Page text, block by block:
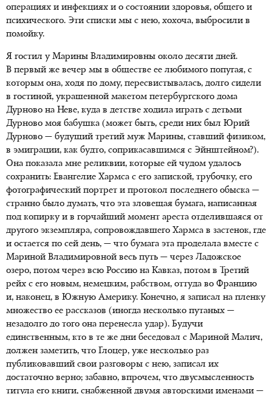
операциях и инфекциях и о состоянии здоровья, общего и
психического. Эти списки мы с нею, хохоча, выбросили в
помойку.
Я гостил у Марины Владимировны около десяти дней.
В первый же вечер мы в обществе ее любимого попугая, с
которым она, ходя по дому, пересвистывалась, долго сидели
в гостиной, украшенной макетом петербургского дома
Дурново на Неве, куда в детстве ходила играть с детьми
Дурново моя бабушка (может быть, среди них был Юрий
Дурново — будущий третий муж Марины, ставший физиком,
в эмиграции, как будто, соприкасавшимся с Эйнштейном?).
Она показала мне реликвии, которые ей чудом удалось
сохранить: Евангелие Хармса с его запиской, трубочку, его
фотографический портрет и протокол последнего обыска —
странно было думать, что эта зловещая бумага, написанная
под копирку и в горчайший момент ареста отделившаяся от
другого экземпляра, сопровождавшего Хармса в застенок, где
и остается по сей день, — что бумага эта проделала вместе с
Мариной Владимировной весь путь — через Ладожское
озеро, потом через всю Россию на Кавказ, потом в Третий
рейх с его новым, немецким, рабством, оттуда во Францию
и, наконец, в Южную Америку. Конечно, я записал на пленку
множество ее рассказов (иногда несколько путаных —
незадолго до того она перенесла удар). Будучи
единственным, кто в те же дни беседовал с Мариной Малич,
должен заметить, что Глоцер, уже несколько раз
публиковавший свои разговоры с нею, записал их
достаточно верно; забавно, впрочем, что двусмысленность
титула его книги, снабженной двумя авторскими именами —